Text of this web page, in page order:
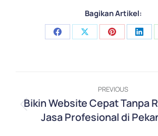
Bagikan Artikel:
Share Share Share
navigation
PREVIOUS
Previous
post:
Bikin Website Cepat Tanpa
Jasa Profesional di